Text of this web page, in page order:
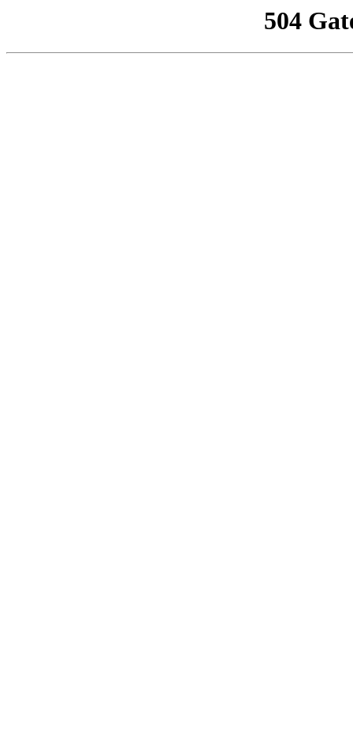
504